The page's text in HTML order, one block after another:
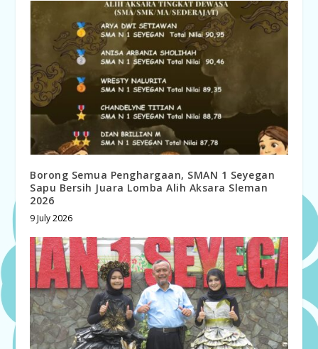
Borong Semua Penghargaan, SMAN 1 Seyegan
Sapu Bersih Juara Lomba Alih Aksara Sleman
2026
9 July 2026